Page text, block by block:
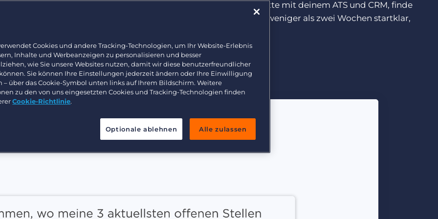
Arbeitnehmerüberlassung und Interimslösungen
Routineaufgaben ab und zeigt dir den nächsten Schritt. Chatte mit deinem ATS und CRM, finde
neue Aufträge, ohne zwischen Tabs und Tools zu wechseln. In weniger als zwei Wochen startklar,
Demo anfragen Preise und Pakete ansehen
Cookies und andere Tracking-Technologien, um Ihr Website-Erlebnis
Inhalte und Werbeanzeigen zu personalisieren und besser
wie Sie unsere Websites nutzen, damit wir diese benutzerfreundlicher
Sie können Ihre Einstellungen jederzeit ändern oder Ihre Einwilligung
– über das Cookie-Symbol unten links auf Ihrem Bildschirm. Weitere
zu den von uns eingesetzten Cookies und Tracking-Technologien finden
Cookie-Richtlinie.
Optionale ablehnen Alle zulassen